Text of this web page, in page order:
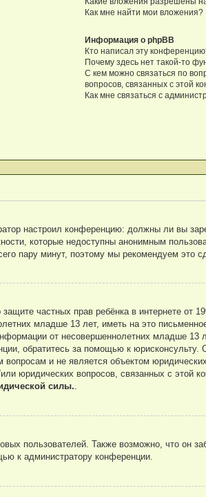
Как мне найти мои вложения?
Информация о phpBB
Кто написал эту
Почему здесь нет такой-то
С кем можно связаться по
вопросов, связанных с этой
Как мне связаться с
настроил конференцию: должны ли вы
которые недоступны анонимным
пару минут, поэтому мы рекомендуем это
частных прав ребёнка в интернете от
младше 13 лет, иметь на это
от несовершеннолетних младше
обратитесь за помощью к юрисконсульту.
и не является объектом
юридических вопросов, связанных с этой
силы..
пользователей. Также возможно, что он
к администратору конференции.